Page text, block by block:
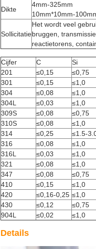
Dikte
4mm-325mm
10mm*10mm-
Sollicitatie
Het wordt veel
bruggen,
reactietorens,
Cijfer C Si
201
≤0,15 ≤0,75
301
≤0,15 ≤1,0
304
≤0,08 ≤1,0
304L
≤0,03 ≤1,0
309S
≤0,08 ≤0,75
310S
≤0,08 ≤1,0
314
≤0,25 ≤1.5-
316
≤0,08 ≤1,0
316L
≤0,03 ≤1,0
321
≤0,08 ≤1,0
347
≤0,08 ≤0,75
410
≤0,15 ≤1,0
420
≤0,16-0,25 ≤1,0
430
≤0,12 ≤0,75
904L
≤0,02 ≤1,0
Details